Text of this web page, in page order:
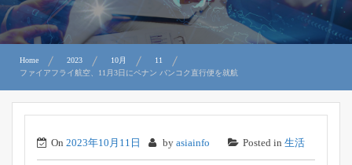
Home 2023 10月
11
ファイアフライ航空、11月3日にペナン バンコク直行便を就航
On 2023年10月11日 by asiainfo Posted in 生活